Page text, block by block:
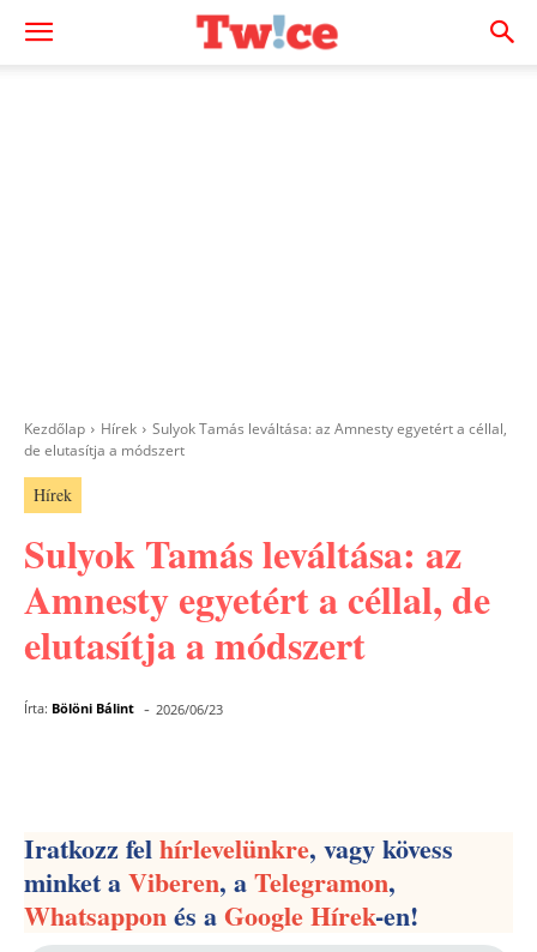
Kezdőlap Hírek
Sulyok Tamás leváltása: az Amnesty egyetért a céllal,
de elutasítja a módszert
Hírek
Sulyok Tamás leváltása: az
Amnesty egyetért a céllal, de
elutasítja a módszert
Írta: Bölöni Bálint - 2026/06/23
Iratkozz felhírlevelünkre, vagy kövess
minket aViberen, aTelegramon,
Whatsapponés aGoogle Hírek-en!